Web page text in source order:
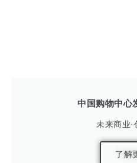
中国购物中心
未来商业·
了解